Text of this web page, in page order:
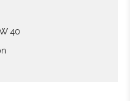
40